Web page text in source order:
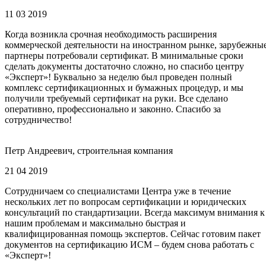
11 03 2019
Когда возникла срочная необходимость расширения
коммерческой деятельности на иностранном рынке,
партнеры потребовали сертификат. В минимальные сроки
сделать документы достаточно сложно, но спасибо центру
«Эксперт»! Буквально за неделю был проведен полный
комплекс сертификационных и бумажных процедур, и мы
получили требуемый сертификат на руки. Все сделано
оперативно, профессионально и законно. Спасибо за
сотрудничество!
Петр Андреевич, строительная компания
21 04 2019
Сотрудничаем со специалистами Центра уже в течение
нескольких лет по вопросам сертификации и юридических
консультаций по стандартизации. Всегда максимум внимания к
нашим проблемам и максимально быстрая и
квалифицированная помощь экспертов. Сейчас готовим пакет
документов на сертификацию ИСМ – будем снова работать с
«Эксперт»!